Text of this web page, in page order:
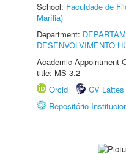
School: Faculdade de
Marília)
Department:
DESENVOLVIMENTO
Academic Appointment
title: MS-3.2
Orcid
CV Lattes
Repositório